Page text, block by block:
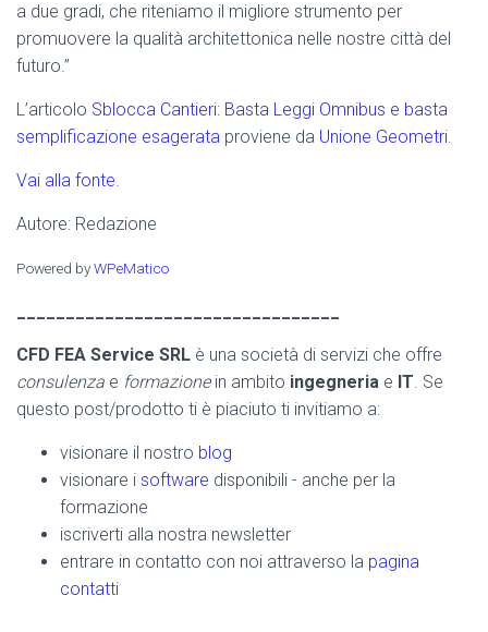
a due gradi, che riteniamo il migliore strumento per
promuovere la qualità architettonica nelle nostre città del
futuro.”
L’articolo Sblocca Cantieri: Basta Leggi Omnibus e basta
semplificazione esagerata proviene da Unione Geometri.
Vai alla fonte.
Autore: Redazione
Powered byWPeMatico
CFD FEA Service SRL è una società di servizi che offre
consulenza e formazionein ambito ingegneria e IT. Se
questo post/prodotto ti è piaciuto ti invitiamo a:
visionare il nostro blog
visionare i software disponibili - anche per la
formazione
iscriverti alla nostra newsletter
entrare in contatto con noi attraverso la pagina
contatti